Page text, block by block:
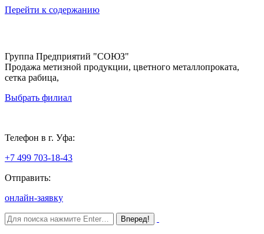
Перейти к содержанию
Группа Предприятий "СОЮЗ"
Продажа метизной продукции, цветного металлопроката,
сетка рабица,
Выбрать филиал
Телефон в г. Уфа:
+7 499 703-18-43
Отправить:
онлайн-заявку